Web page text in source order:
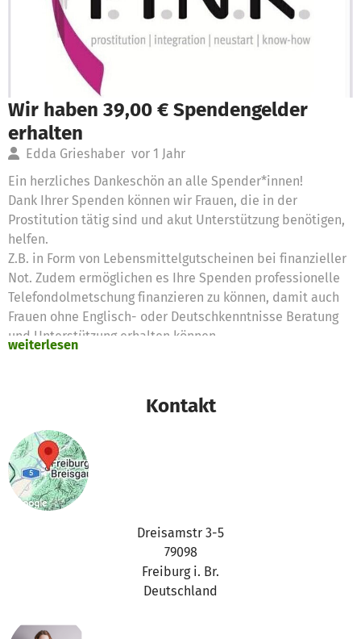
Wir haben 39,00 € Spendengelder
erhalten
Edda Grieshaber vor 1 Jahr
Ein herzliches Dankeschön an alle Spender*innen!
Dank Ihrer Spenden können wir Frauen, die in der
Prostitution tätig sind und akut Unterstützung benötigen,
helfen.
Z.B. in Form von Lebensmittelgutscheinen bei finanzieller
Not. Zudem ermöglichen es Ihre Spenden professionelle
Telefondolmetschung finanzieren zu können, damit auch
Frauen ohne Englisch- oder Deutschkenntnisse Beratung
und Unterstützung erhalten können.
weiterlesen
Kontakt
Dreisamstr 3-5
79098
Freiburg i. Br.
Deutschland